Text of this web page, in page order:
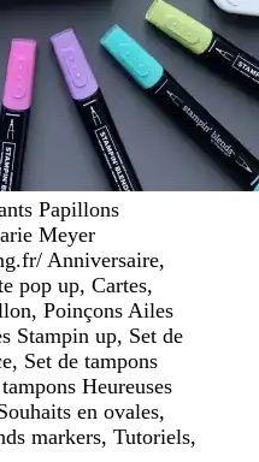
Papillons
Meyer
Anniversaire,
pop up, Cartes,
Poinçons Ailes
Stampin up, Set de
Set de tampons
Heureuses
en ovales,
markers, Tutoriels,